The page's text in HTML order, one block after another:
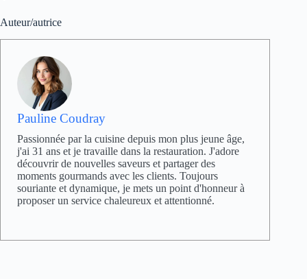
Auteur/autrice
Pauline Coudray
Passionnée par la cuisine depuis mon plus jeune âge,
j'ai 31 ans et je travaille dans la restauration. J'adore
découvrir de nouvelles saveurs et partager des
moments gourmands avec les clients. Toujours
souriante et dynamique, je mets un point d'honneur à
proposer un service chaleureux et attentionné.